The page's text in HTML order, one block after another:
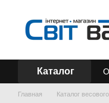
Каталог
Главная Каталог